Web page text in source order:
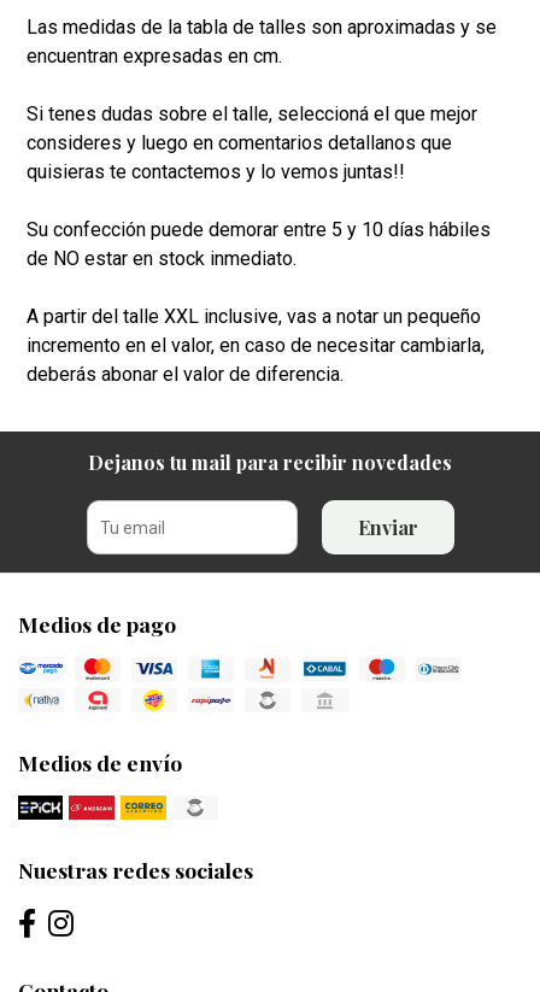
Las medidas de la tabla de talles son aproximadas y se
encuentran expresadas en cm.
Si tenes dudas sobre el talle, seleccioná el que mejor
consideres y luego en comentarios detallanos que
quisieras te contactemos y lo vemos juntas!!
Su confección puede demorar entre 5 y 10 días hábiles
de NO estar en stock inmediato.
A partir del talle XXL inclusive, vas a notar un pequeño
incremento en el valor, en caso de necesitar cambiarla,
deberás abonar el valor de diferencia.
Dejanos tu mail para recibir novedades
Enviar
Medios de pago
Medios de envío
Nuestras redes sociales